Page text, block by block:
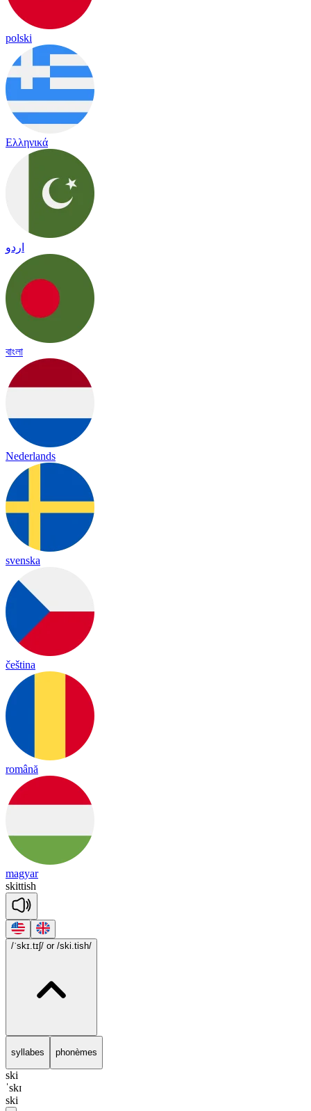
polski
Ελληνικά
اردو
বাংলা
Nederlands
svenska
čeština
română
magyar
skittish
/ˈskɪ.tɪʃ/ or /ski.tish/
syllabes phonèmes
ski
ˈskɪ
ski